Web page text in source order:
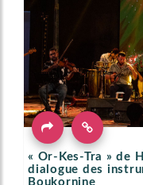
« Or-Kes-Tra » de
dialogue des
Boukornine